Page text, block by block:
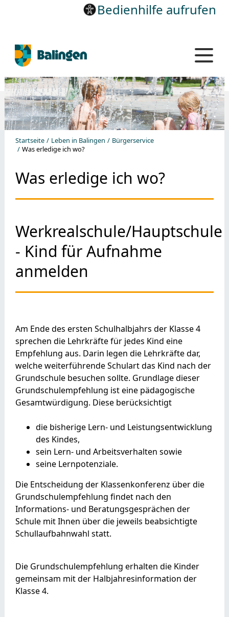
Bedienhilfe aufrufen
Startseite Leben in Balingen
Bürgerservice
Was erledige ich wo?
Was erledige ich wo?
Werkrealschule/Hauptschule
- Kind für Aufnahme
anmelden
Am Ende des ersten Schulhalbjahrs der Klasse 4
sprechen die Lehrkräfte für jedes Kind eine
Empfehlung aus. Darin legen die Lehrkräfte dar,
welche weiterführende Schulart das Kind nach der
Grundschule besuchen sollte. Grundlage dieser
Grundschulempfehlung ist eine pädagogische
Gesamtwürdigung. Diese berücksichtigt
die bisherige Lern- und Leistungsentwicklung
des Kindes,
sein Lern- und Arbeitsverhalten sowie
seine Lernpotenziale.
Die Entscheidung der Klassenkonferenz über die
Grundschulempfehlung findet nach den
Informations- und Beratungsgesprächen der
Schule mit Ihnen über die jeweils beabsichtigte
Schullaufbahnwahl statt.
Die Grundschulempfehlung erhalten die Kinder
gemeinsam mit der Halbjahresinformation der
Klasse 4.